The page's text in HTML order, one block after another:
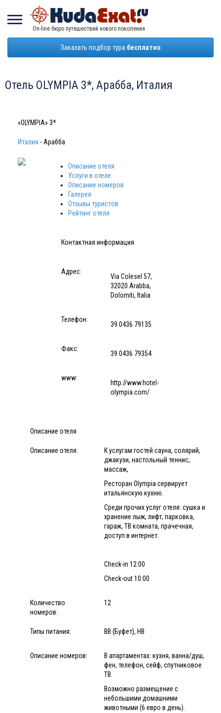
On-line бюро путешествий нового поколения
Заказать подбор тура бесплатно
Отель OLYMPIA 3*, Арабба, Италия
«OLYMPIA» 3*
Италия - Арабба
Описание отеля
Услуги в отеле
Описание номеров
Галерея
Отзывы туристов
Рейтинг отеля
Контактная информация
Адрес:
Via Colesel 57,
32020 Arabba,
Dolomiti, Italia
Телефон:
39 0436 79135
Факс:
39 0436 79354
www:
http://www.hotel-
olympia.com/
Описание отеля
Описание отеля:
К услугам гостей сауна, солярий,
джакузи, настольный теннис,
массаж,
Ресторан Olympia сервирует
итальянскую кухню.
Среди прочих услуг отеля: сушка и
хранение лыж, лифт, парковка,
гараж, ТВ комната, прачечная,
доступ в интернет.
Check-in 12:00
Check-out 10:00
Количество
номеров:
12
Типы питания: BB (Буфет), HB
Описание номеров:
В апартаментах: кухня, ванна/душ,
фен, телефон, сейф, спутниковое
ТВ.
Возможно размещение с
небольшими домашними
животными (6 евро в день).